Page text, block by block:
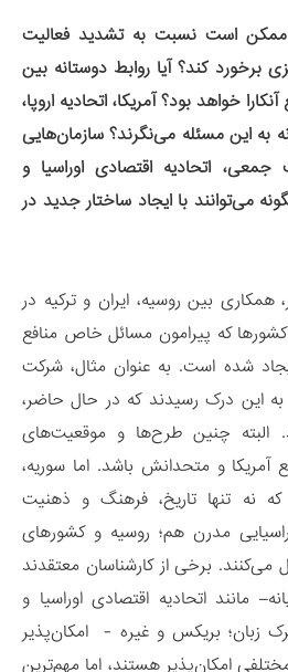
ممکن است نسبت به تشدید فعالیت
برخورد کند؟ آیا روابط دوستانه بین
خواهد بود؟ آمریکا، اتحادیه اروپا،
به این مسئله می‌نگرند؟ سازمان‌هایی
جمعی، اتحادیه اقتصادی اوراسیا و
می‌توانند با ایجاد ساختار جدید در
بین روسیه، ایران و ترکیه در
که پیرامون مسائل خاص منافع
شده است. به عنوان مثال، شرکت
این درک رسیدند که در حال حاضر،
البته چنین طرح‌ها و موقعیت‌های
آمریکا و متحدانش باشد. اما سوریه،
نه تنها تاریخ، فرهنگ و ذهنیت
مدرن هم؛ روسیه و کشورهای
برخی از کارشناسان معتقدند
مانند اتحادیه اقتصادی اوراسیا و
زبان؛ بریکس و غیره - امکان‌پذیر
امکان‌پذیر هستند، اما مهم‌ترین